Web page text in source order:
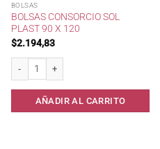
BOLSAS
BOLSAS CONSORCIO SOL
PLAST 90 X 120
$2.194,83
Bolsas consorcio Sol PLast 90 x 120
AÑADIR AL CARRITO